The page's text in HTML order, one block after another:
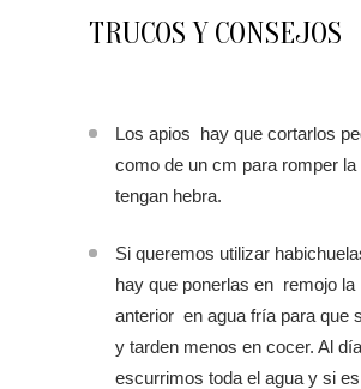
TRUCOS Y CONSEJOS
Los apios hay que cortarlos
como de un cm para romper la
tengan hebra.
Si queremos utilizar
hay que ponerlas en remojo la
anterior en agua fría para que
y tarden menos en cocer. Al
escurrimos toda el agua y si